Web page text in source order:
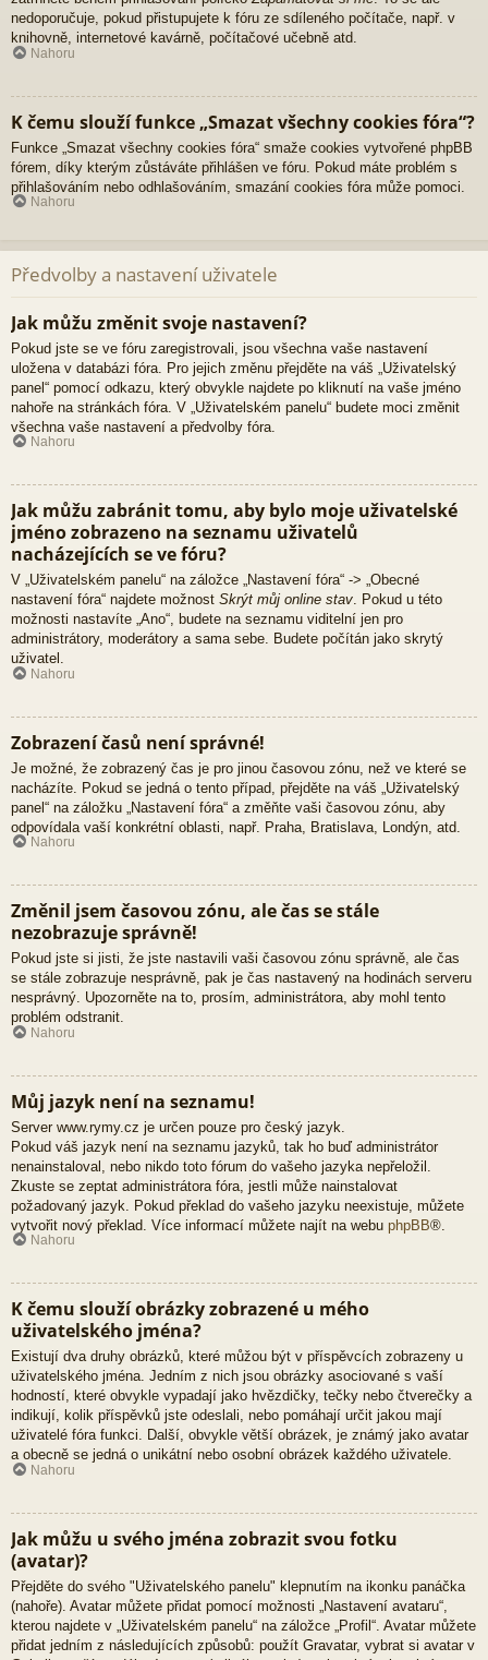
nedoporučuje, pokud přistupujete k fóru ze sdíleného počítače, např. v
knihovně, internetové kavárně, počítačové učebně atd.
Nahoru
K čemu slouží funkce „Smazat všechny cookies fóra“?
Funkce „Smazat všechny cookies fóra“ smaže cookies vytvořené phpBB
fórem, díky kterým zůstáváte přihlášen ve fóru. Pokud máte problém s
přihlašováním nebo odhlašováním, smazání cookies fóra může pomoci.
Nahoru
Předvolby a nastavení uživatele
Jak můžu změnit svoje nastavení?
Pokud jste se ve fóru zaregistrovali, jsou všechna vaše nastavení
uložena v databázi fóra. Pro jejich změnu přejděte na váš „Uživatelský
panel“ pomocí odkazu, který obvykle najdete po kliknutí na vaše jméno
nahoře na stránkách fóra. V „Uživatelském panelu“ budete moci změnit
všechna vaše nastavení a předvolby fóra.
Nahoru
Jak můžu zabránit tomu, aby bylo moje uživatelské
jméno zobrazeno na seznamu uživatelů
nacházejících se ve fóru?
V „Uživatelském panelu“ na záložce „Nastavení fóra“ -> „Obecné
nastavení fóra“ najdete možnost Skrýt můj online stav. Pokud u této
možnosti nastavíte „Ano“, budete na seznamu viditelní jen pro
administrátory, moderátory a sama sebe. Budete počítán jako skrytý
uživatel.
Nahoru
Zobrazení časů není správné!
Je možné, že zobrazený čas je pro jinou časovou zónu, než ve které se
nacházíte. Pokud se jedná o tento případ, přejděte na váš „Uživatelský
panel“ na záložku „Nastavení fóra“ a změňte vaši časovou zónu, aby
odpovídala vaší konkrétní oblasti, např. Praha, Bratislava, Londýn, atd.
Nahoru
Změnil jsem časovou zónu, ale čas se stále
nezobrazuje správně!
Pokud jste si jisti, že jste nastavili vaši časovou zónu správně, ale čas
se stále zobrazuje nesprávně, pak je čas nastavený na hodinách serveru
nesprávný. Upozorněte na to, prosím, administrátora, aby mohl tento
problém odstranit.
Nahoru
Můj jazyk není na seznamu!
Server www.rymy.cz je určen pouze pro český jazyk.
Pokud váš jazyk není na seznamu jazyků, tak ho buď administrátor
nenainstaloval, nebo nikdo toto fórum do vašeho jazyka nepřeložil.
Zkuste se zeptat administrátora fóra, jestli může nainstalovat
požadovaný jazyk. Pokud překlad do vašeho jazyku neexistuje, můžete
vytvořit nový překlad. Více informací můžete najít na webu phpBB®.
Nahoru
K čemu slouží obrázky zobrazené u mého
uživatelského jména?
Existují dva druhy obrázků, které můžou být v příspěvcích zobrazeny u
uživatelského jména. Jedním z nich jsou obrázky asociované s vaší
hodností, které obvykle vypadají jako hvězdičky, tečky nebo čtverečky a
indikují, kolik příspěvků jste odeslali, nebo pomáhají určit jakou mají
uživatelé fóra funkci. Další, obvykle větší obrázek, je známý jako avatar
a obecně se jedná o unikátní nebo osobní obrázek každého uživatele.
Nahoru
Jak můžu u svého jména zobrazit svou fotku
(avatar)?
Přejděte do svého "Uživatelského panelu" klepnutím na ikonku panáčka
(nahoře). Avatar můžete přidat pomocí možnosti „Nastavení avataru“,
kterou najdete v „Uživatelském panelu“ na záložce „Profil“. Avatar můžete
přidat jedním z následujících způsobů: použít Gravatar, vybrat si avatar v